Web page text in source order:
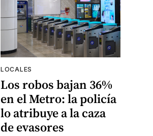
LOCALES
Los robos bajan 36%
en el Metro: la policía
lo atribuye a la caza
de evasores